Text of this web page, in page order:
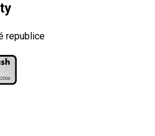
republice